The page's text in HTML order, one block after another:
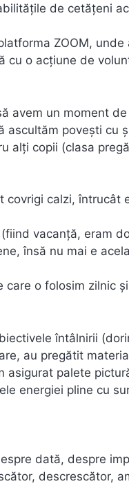
de cetățeni
ZOOM,
o acțiune de
avem un moment
ascultăm povești cu
alți copii (clasa
calzi, întrucât
vacanță, eram
însă nu mai e
o folosim zilnic
întâlnirii
au pregătit
palete
energiei pline cu
dată, despre
descrescător,